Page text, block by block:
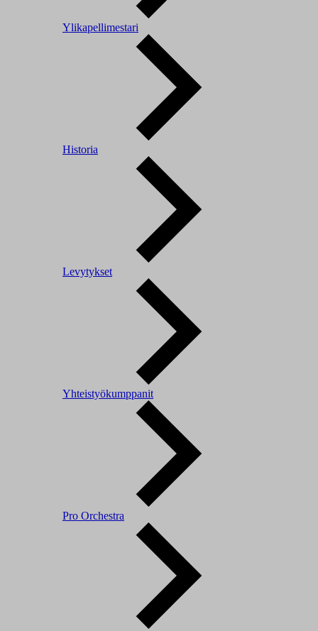
Ylikapellimestari
Historia
Levytykset
Yhteistyökumppanit
Pro Orchestra